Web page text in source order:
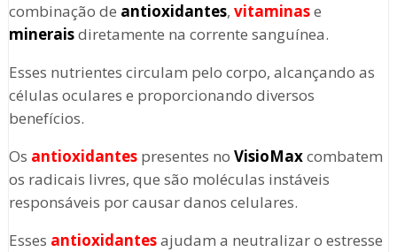
combinação de antioxidantes, vitaminase
mineraisdiretamente na corrente sanguínea.
Esses nutrientes circulam pelo corpo, alcançando as
células oculares e proporcionando diversos
benefícios.
Os antioxidantespresentes no VisioMaxcombatem
os radicais livres, que são moléculas instáveis
responsáveis por causar danos celulares.
Esses antioxidantesajudam a neutralizar o estresse